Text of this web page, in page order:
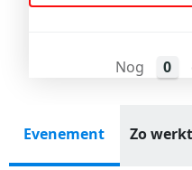
Nog 0
Evenement Zo